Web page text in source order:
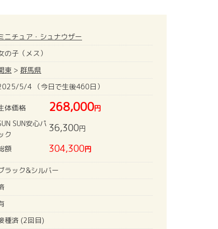
ニチュア・シュナウザー
の子（メス）
東 > 群馬県
5/4 （今日で生後460日）
体価格 268,000円
SUN安心パ
ク
36,300円
額 304,300円
ラック&シルバー
種済 (2回目)